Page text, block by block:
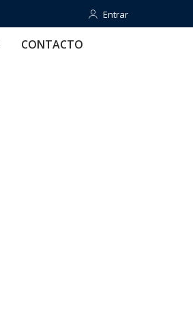
Entrar
Entrar
CONTACTO